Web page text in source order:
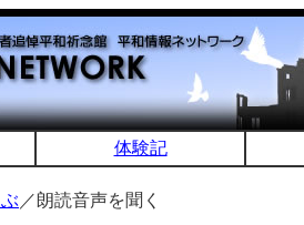
体験記
／朗読音声を聞く